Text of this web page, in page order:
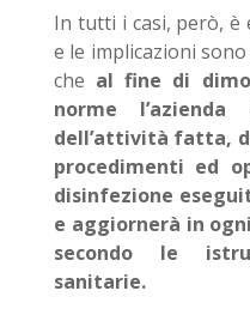
In tutti i casi, però, è
e le implicazioni
che al fine di
norme
dell’attività fatta,
procedimenti ed
disinfezione
e aggiornerà in
secondo le
sanitarie.